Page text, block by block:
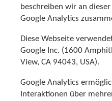
beschreiben wir an
Google Analytics
Diese Webseite
Google Inc. (1600
View, CA 94043, USA).
Google Analytics
Interaktionen über